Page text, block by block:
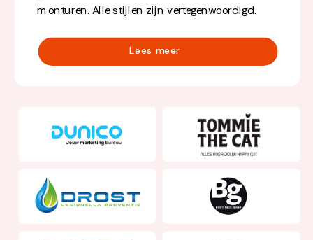
monturen. Alle stijlen zijn vertegenwoordigd.
Lees meer